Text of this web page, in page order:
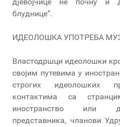
блуднице”.
ИДЕОЛОШКА УПОТРЕБА
Властодршци идеолошки
својим путевима у
строгих идеолошких
контактима са
иностранство или
представника, чланови